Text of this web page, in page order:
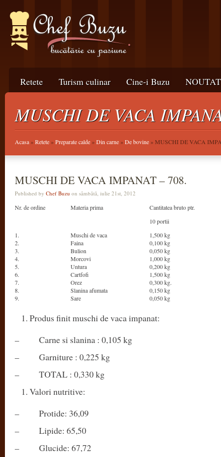
Retete Turism culinar Cine-i Buzu
MUSCHI DE VACA
Acasa»Retete»Preparate calde»Din carne»De bovine» MUSCHI DE VACA
MUSCHI DE VACA IMPANAT – 708.
Published by Chef Buzu on sâmbătă, iulie 21st, 2012
Nr. de ordine Materia prima
Cantitatea bruto ptr.
10 portii
1.
Muschi de vaca
1,500 kg
2.
Faina
0,100 kg
3.
Bulion
0,050 kg
4.
Morcovi
1,000 kg
5.
Untura
0,200 kg
6.
Cartfofi
1,500 kg
7.
Orez
0,300 kg.
8.
Slanina afumata
0,150 kg
9.
Sare 0,050 kg
Produs finit muschi de vaca impanat:
– Carne si slanina : 0,105 kg
– Garniture : 0,225 kg
– TOTAL : 0,330 kg
Valori nutritive:
– Protide: 36,09
– Lipide: 65,50
– Glucide: 67,72